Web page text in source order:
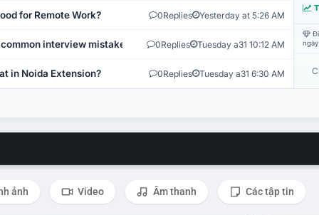
for Remote Work? 0Replies Yesterday at 5:26 AM
interview mistakes? 0Replies Tuesday a31 10:12 AM
in Noida Extension? 0Replies Tuesday a31 6:30 AM
ảnh Video Âm thanh Các tập tin